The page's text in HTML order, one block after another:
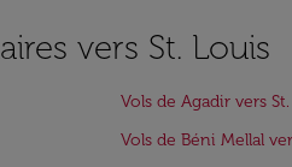
vers St. Louis
Vols de Agadir vers
Vols de Béni Mellal